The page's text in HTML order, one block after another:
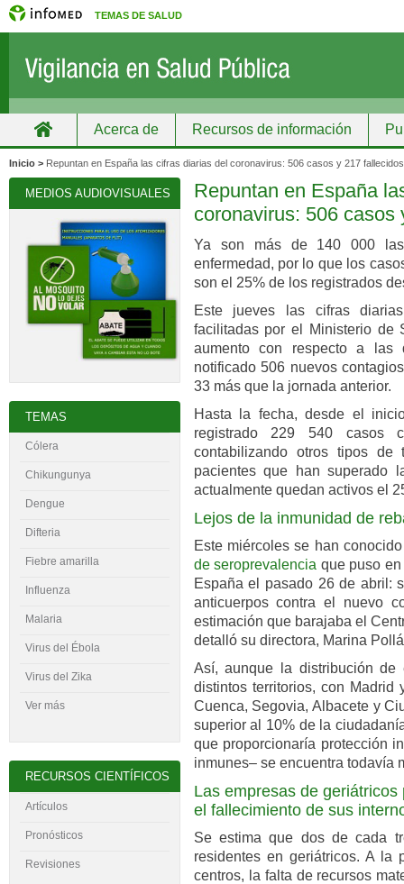
TEMAS DE SALUD
Acerca de Recursos de información
Grupos Recursos de información
Inicio > Repuntan en España las cifras diarias del coronavirus: 506 casos y 217 fallecidos
Repuntan en España
coronavirus: 506 casos
Ya son más de 140 000
enfermedad, por lo que los
son el 25% de los registrados
Este jueves las cifras
facilitadas por el Ministerio de
aumento con respecto a
notificado 506 nuevos
33 más que la jornada anterior.
Hasta la fecha, desde el
registrado 229 540 casos
contabilizando otros tipos
pacientes que han superado
actualmente quedan activos el
Lejos de la inmunidad de
Este miércoles se han
de seroprevalencia que puso
España el pasado 26 de abril:
anticuerpos contra el nuevo
estimación que barajaba el
detalló su directora, Marina
Así, aunque la distribución
distintos territorios, con Madrid
Cuenca, Segovia, Albacete y
superior al 10% de la
que proporcionaría protección
inmunes– se encuentra todavía
Las empresas de
el fallecimiento de sus
Se estima que dos de cada
residentes en geriátricos. A la
centros, la falta de recursos
MEDIOS AUDIOVISUALES
TEMAS
Cólera
Chikungunya
Dengue
Difteria
Fiebre amarilla
Influenza
Malaria
Virus del Ébola
Virus del Zika
Ver más
RECURSOS CIENTÍFICOS
Artículos
Pronósticos
Revisiones